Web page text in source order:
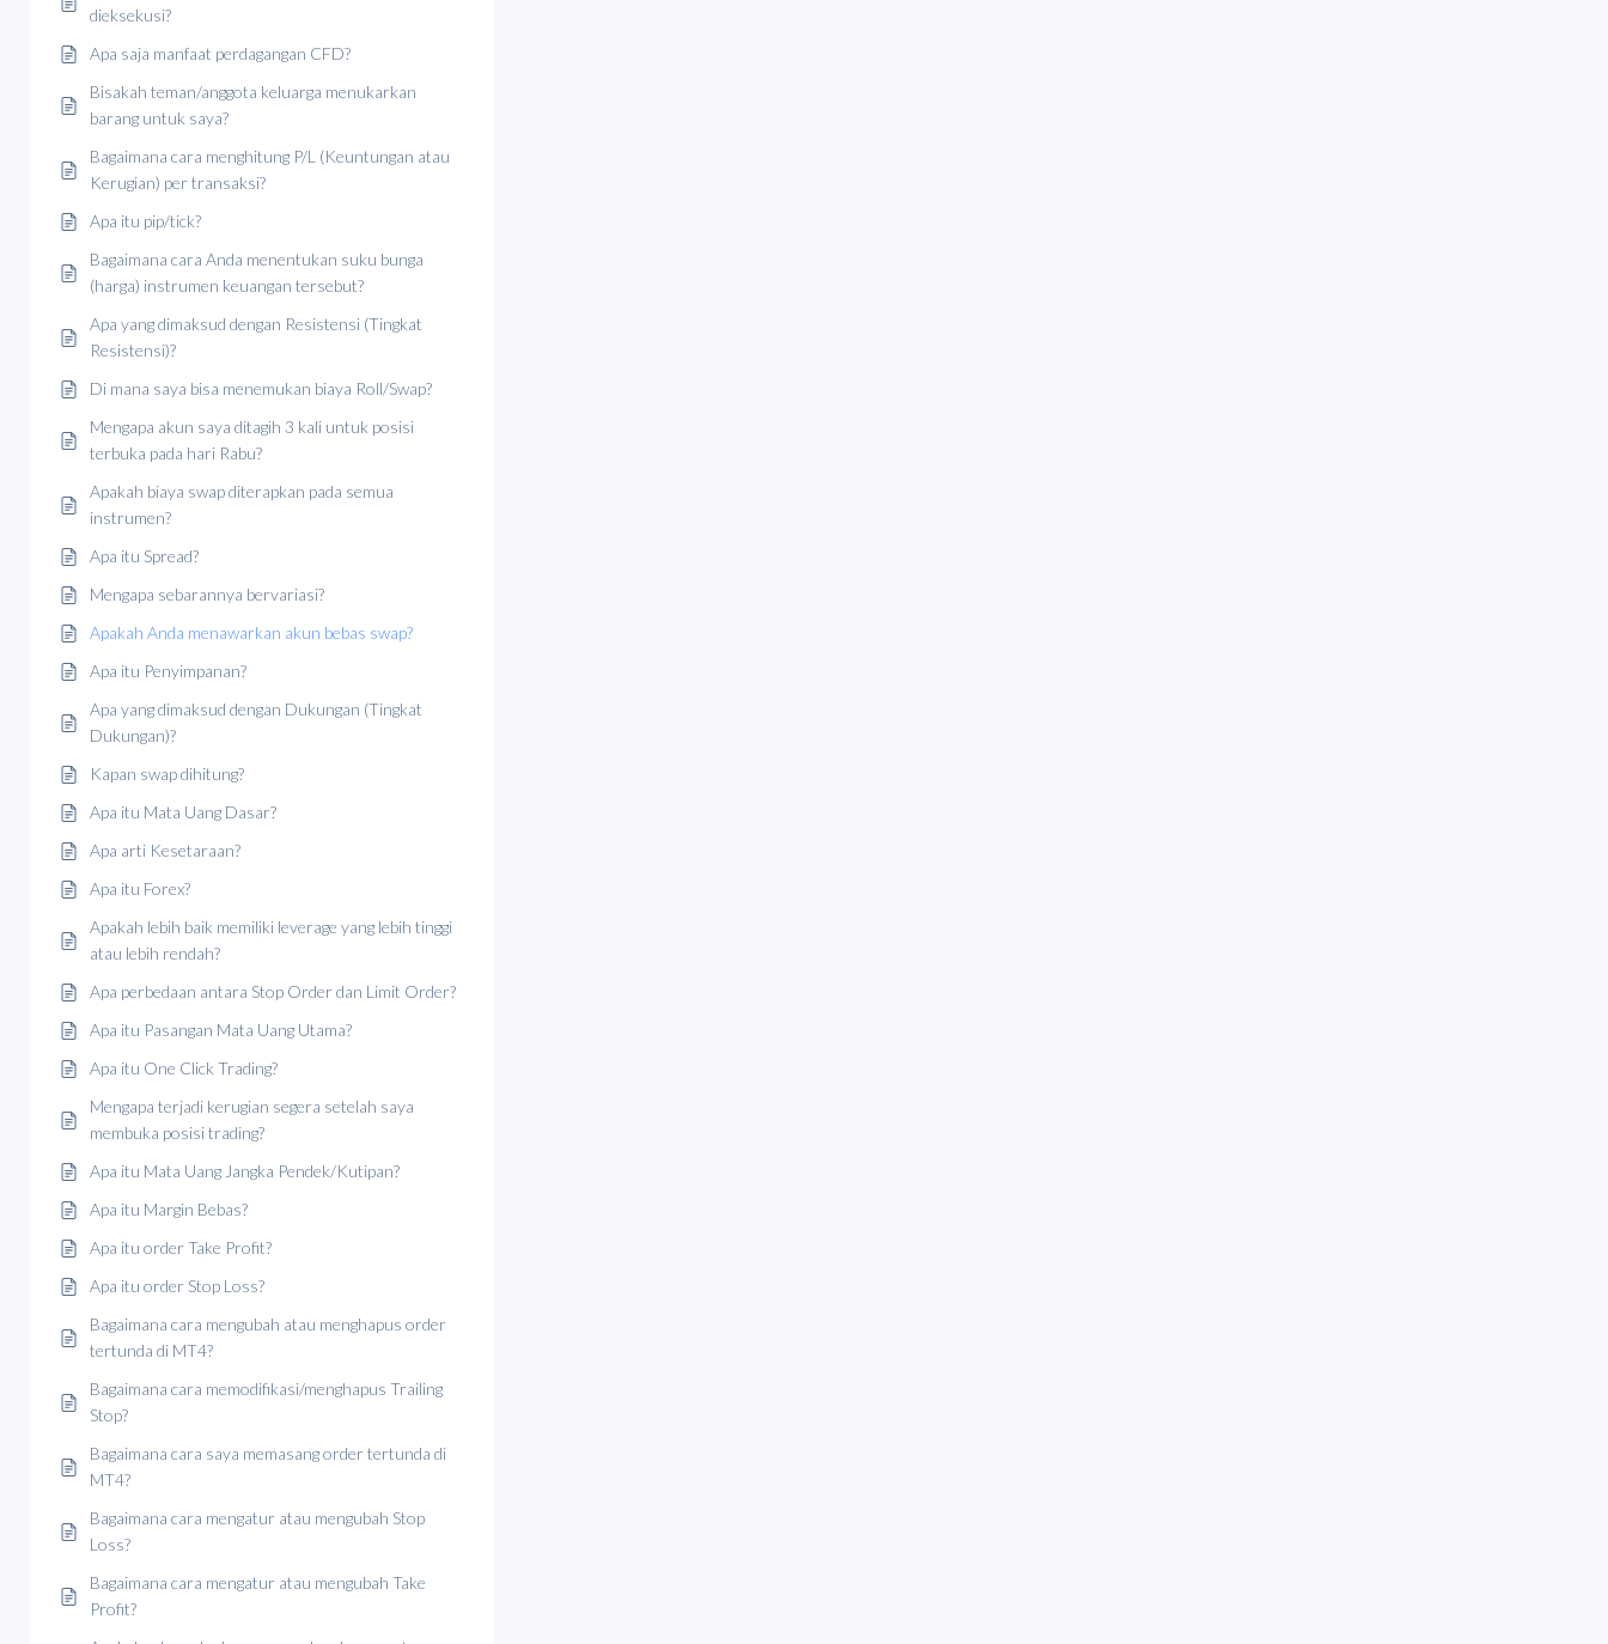
dieksekusi?
Apa saja manfaat perdagangan CFD?
Bisakah teman/anggota keluarga menukarkan
barang untuk saya?
Bagaimana cara menghitung P/L (Keuntungan atau
Kerugian) per transaksi?
Apa itu pip/tick?
Bagaimana cara Anda menentukan suku bunga
(harga) instrumen keuangan tersebut?
Apa yang dimaksud dengan Resistensi (Tingkat
Resistensi)?
Di mana saya bisa menemukan biaya Roll/Swap?
Mengapa akun saya ditagih 3 kali untuk posisi
terbuka pada hari Rabu?
Apakah biaya swap diterapkan pada semua
instrumen?
Apa itu Spread?
Mengapa sebarannya bervariasi?
Apakah Anda menawarkan akun bebas swap?
Apa itu Penyimpanan?
Apa yang dimaksud dengan Dukungan (Tingkat
Dukungan)?
Kapan swap dihitung?
Apa itu Mata Uang Dasar?
Apa arti Kesetaraan?
Apa itu Forex?
Apakah lebih baik memiliki leverage yang lebih tinggi
atau lebih rendah?
Apa perbedaan antara Stop Order dan Limit Order?
Apa itu Pasangan Mata Uang Utama?
Apa itu One Click Trading?
Mengapa terjadi kerugian segera setelah saya
membuka posisi trading?
Apa itu Mata Uang Jangka Pendek/Kutipan?
Apa itu Margin Bebas?
Apa itu order Take Profit?
Apa itu order Stop Loss?
Bagaimana cara mengubah atau menghapus order
tertunda di MT4?
Bagaimana cara memodifikasi/menghapus Trailing
Stop?
Bagaimana cara saya memasang order tertunda di
MT4?
Bagaimana cara mengatur atau mengubah Stop
Loss?
Bagaimana cara mengatur atau mengubah Take
Profit?